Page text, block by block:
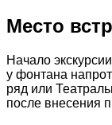
Место
Начало
у фонтана
ряд или
после внесения